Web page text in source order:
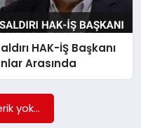
HAK-İŞ Başkanı
Arasında
yok...